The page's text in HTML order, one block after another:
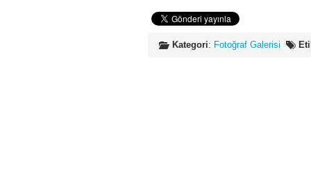
Kategori: Fotoğraf Galerisi